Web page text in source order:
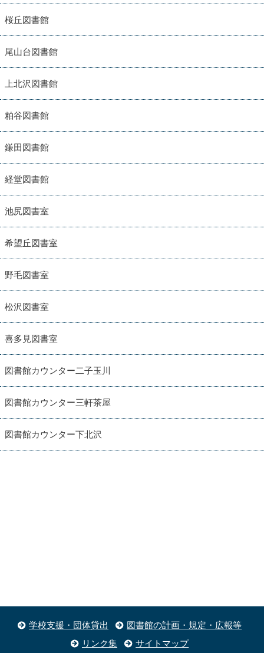
桜丘図書館
尾山台図書館
上北沢図書館
粕谷図書館
鎌田図書館
経堂図書館
池尻図書室
希望丘図書室
野毛図書室
松沢図書室
喜多見図書室
図書館カウンター二子玉川
図書館カウンター三軒茶屋
図書館カウンター下北沢
学校支援・団体貸出
図書館の計画・規定・広報等
リンク集
サイトマップ